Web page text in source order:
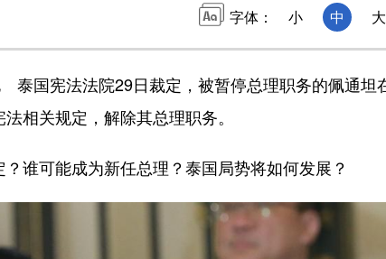
字体： 小 中 大
宪法法院29日裁定，被暂停总理职务的佩通坦
相关规定，解除其总理职务。
可能成为新任总理？泰国局势将如何发展？